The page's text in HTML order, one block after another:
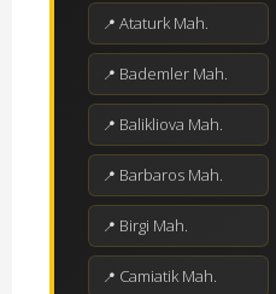
Ataturk Mah.
Bademler Mah.
Balikliova Mah.
Barbaros Mah.
Birgi Mah.
Camiatik Mah.